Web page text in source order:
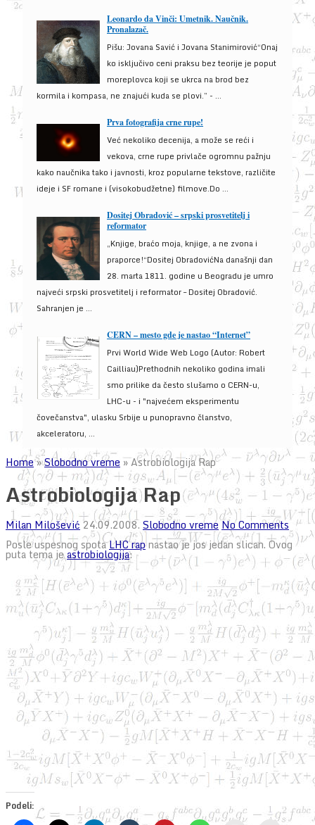
Leonardo da Vinči: Umetnik. Naučnik.
Pronalazač.
Pišu: Jovana Savić i Jovana Stanimirović“Onaj
ko isključivo ceni praksu bez teorije je poput
moreplovca koji se ukrca na brod bez
kormila i kompasa, ne znajući kuda se plovi.” - ...
Prva fotografija crne rupe!
Već nekoliko decenija, a može se reći i
vekova, crne rupe privlače ogromnu pažnju
kako naučnika tako i javnosti, kroz popularne tekstove, različite
ideje i SF romane i (visokobudžetne) filmove.Do ...
Dositej Obradović – srpski prosvetitelj i
reformator
„Knjige, braćo moja, knjige, a ne zvona i
praporce!“Dositej ObradovićNa današnji dan
28. marta 1811. godine u Beogradu je umro
najveći srpski prosvetitelj i reformator – Dositej Obradović.
Sahranjen je ...
CERN – mesto gde je nastao “Internet”
Prvi World Wide Web Logo (Autor: Robert
Cailliau)Prethodnih nekoliko godina imali
smo prilike da često slušamo o CERN-u,
LHC-u - i "najvećem eksperimentu
čovečanstva", ulasku Srbije u punopravno članstvo,
akceleratoru, ...
Home»Slobodno vreme »Astrobiologija Rap
Astrobiologija Rap
Milan Milošević 24.09.2008. Slobodno vreme No Comments
Posle uspesnog spotaLHC rapnastao je jos jedan slican. Ovog
puta tema jeastrobiologija:
Podeli: